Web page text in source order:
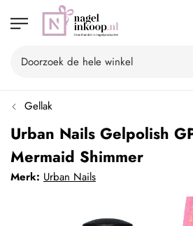
Gellak
Urban Nails Gelpolish
Mermaid Shimmer
Merk: Urban Nails